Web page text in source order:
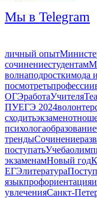
Мы в Telegram
личный опыт
сочинениестудентам
волнаподросткимода
посмотретьпрофессии
ОГЭработаУчителя
ПУЕГЭ 2024
сходитьэкзамен
психологаобразование
трендыСочинение
поступатьУчеба
экзаменамНовый год
ЕГЭлитература
языкпрофориентация
увлеченияСанкт-